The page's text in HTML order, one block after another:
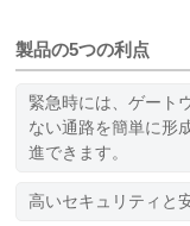
製品の5つの利点
緊急時には、ゲート
ない通路を簡単に形
進できます。
高いセキュリティと